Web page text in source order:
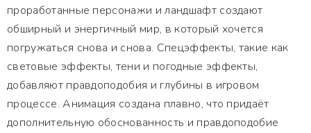
проработанные персонажи и ландшафт создают
обширный и энергичный мир, в который хочется
погружаться снова и снова. Спецэффекты, такие как
световые эффекты, тени и погодные эффекты,
добавляют правдоподобия и глубины в игровом
процессе. Анимация создана плавно, что придаёт
дополнительную обоснованность и правдоподобие